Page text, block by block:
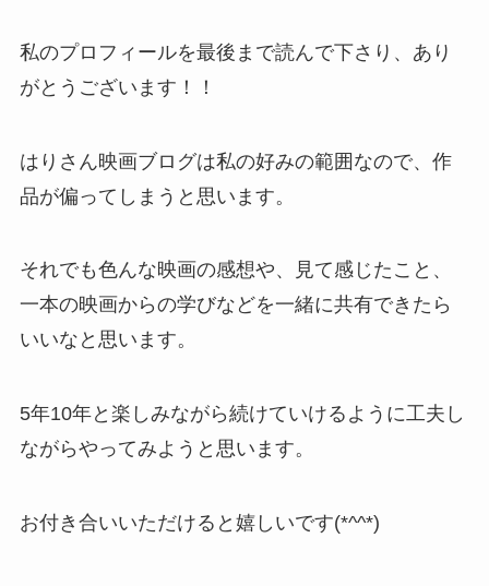
私のプロフィールを最後まで読んで下さり、あり
がとうございます！！
はりさん映画ブログは私の好みの範囲なので、作
品が偏ってしまうと思います。
それでも色んな映画の感想や、見て感じたこと、
一本の映画からの学びなどを一緒に共有できたら
いいなと思います。
5年10年と楽しみながら続けていけるように工夫し
ながらやってみようと思います。
お付き合いいただけると嬉しいです(*^^*)